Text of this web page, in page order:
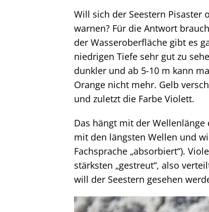
Will sich der Seestern Pisaster
warnen? Für die Antwort
der Wasseroberfläche gibt es
niedrigen Tiefe sehr gut zu
dunkler und ab 5-10 m kann
Orange nicht mehr. Gelb
und zuletzt die Farbe Violett.
Das hängt mit der
mit den längsten Wellen und
Fachsprache „absorbiert“).
stärksten „gestreut“, also
will der Seestern gesehen